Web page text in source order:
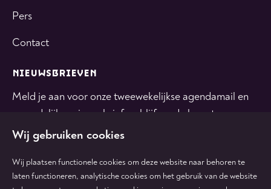
Pers
Contact
NIEUWSBRIEVEN
Meld je aan voor onze tweewekelijkse agendamail en
maandelijkse nieuwsbrief en blijf op de hoogte.
Wij gebruiken cookies
Wij plaatsen functionele cookies om deze website naar behoren te
laten functioneren, analytische cookies om het gebruik van de website